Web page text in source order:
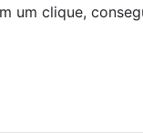
um clique,